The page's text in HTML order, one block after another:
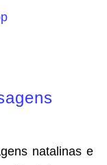
natalinas e